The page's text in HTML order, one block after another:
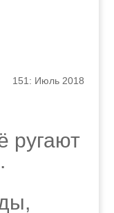
151: Июль 2018
ругают